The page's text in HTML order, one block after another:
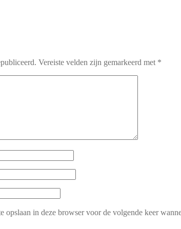
Vereiste velden zijn gemarkeerd met *
opslaan in deze browser voor de volgende keer